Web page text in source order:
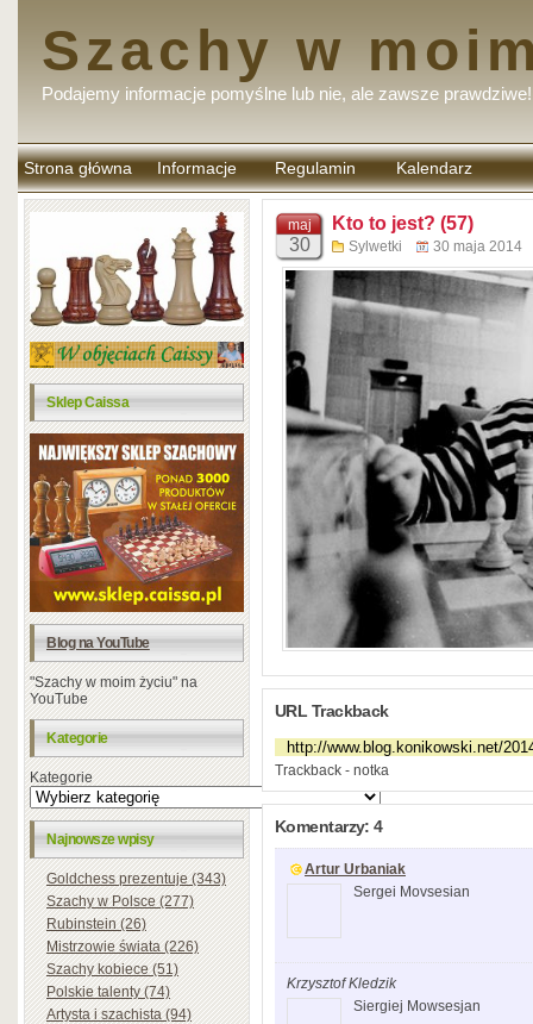
Szachy w
Podajemy informacje pomyślne lub nie, ale zawsze prawdziwe!
Strona główna Informacje Regulamin
komentarzy
Kalendarz
Sklep Caissa
Blog na YouTube
"Szachy w moim życiu" na
YouTube
Kategorie
Kategorie
Najnowsze wpisy
Goldchess prezentuje (343)
Szachy w Polsce (277)
Rubinstein (26)
Mistrzowie świata (226)
Szachy kobiece (51)
Polskie talenty (74)
Artysta i szachista (94)
maj
30
Kto to jest? (57)
Sylwetki 30 maja 2014
URL Trackback
Trackback - notka
Komentarzy: 4
Artur Urbaniak
Sergei Movsesian
Krzysztof Kledzik
Siergiej Mowsesjan